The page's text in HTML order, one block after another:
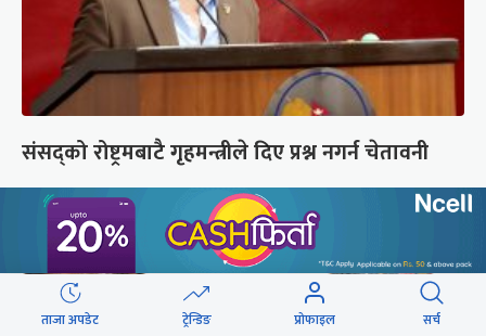
संसद्को रोष्ट्रमबाटै गृहमन्त्रीले दिए प्रश्न नगर्न चेतावनी
ताजा अपडेट ट्रेन्डिङ प्रोफाइल सर्च